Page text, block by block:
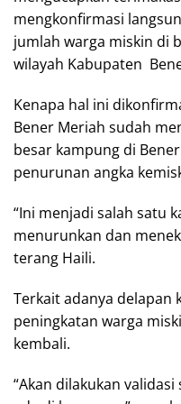
mengkonfirmasi
jumlah warga miskin di
wilayah Kabupaten
Kenapa hal ini
Bener Meriah sudah
besar kampung di
penurunan angka
“Ini menjadi salah satu
menurunkan dan
terang Haili.
Terkait adanya delapan
peningkatan warga
kembali.
“Akan dilakukan